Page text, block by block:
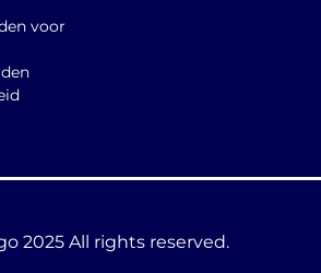
voor
2025 All rights reserved.